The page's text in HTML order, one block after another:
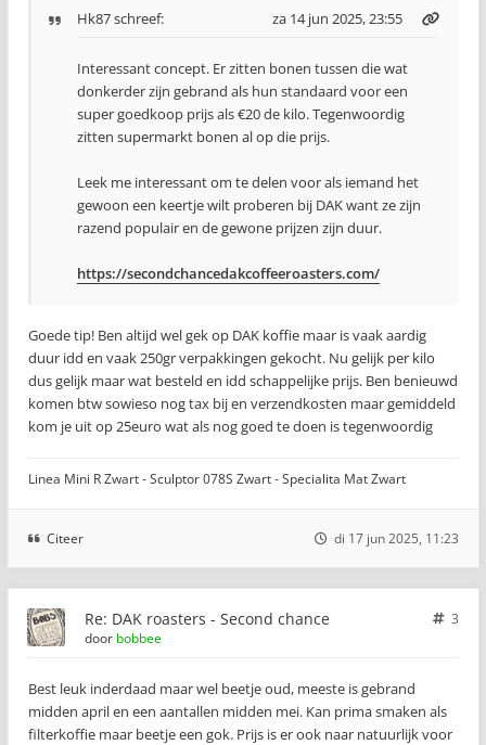
Hk87schreef: za 14 jun 2025, 23:55
Interessant concept. Er zitten bonen tussen die wat
donkerder zijn gebrand als hun standaard voor een
super goedkoop prijs als €20 de kilo. Tegenwoordig
zitten supermarkt bonen al op die prijs.
Leek me interessant om te delen voor als iemand het
gewoon een keertje wilt proberen bij DAK want ze zijn
razend populair en de gewone prijzen zijn duur.
https://secondchancedakcoffeeroasters.com/
Goede tip! Ben altijd wel gek op DAK koffie maar is vaak aardig
duur idd en vaak 250gr verpakkingen gekocht. Nu gelijk per kilo
dus gelijk maar wat besteld en idd schappelijke prijs. Ben benieuwd
komen btw sowieso nog tax bij en verzendkosten maar gemiddeld
kom je uit op 25euro wat als nog goed te doen is tegenwoordig
Linea Mini R Zwart - Sculptor 078S Zwart - Specialita Mat Zwart
Citeer di 17 jun 2025, 11:23
Re: DAK roasters - Second chance
3
door bobbee
Best leuk inderdaad maar wel beetje oud, meeste is gebrand
midden april en een aantallen midden mei. Kan prima smaken als
filterkoffie maar beetje een gok. Prijs is er ook naar natuurlijk voor